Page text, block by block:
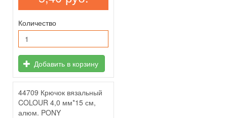
Количество
Добавить в корзину
44709 Крючок вязальный
COLOUR 4,0 мм*15 см,
алюм. PONY